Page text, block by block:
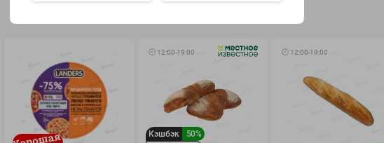
О сервисе
🕘 12:00-19:00
Кэшбэк
50%
🕘 12:00-19:00